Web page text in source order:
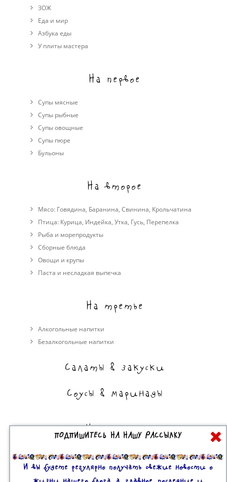
ЗОЖ
Еда и мир
Азбука еды
У плиты мастера
На первое
Супы мясные
Супы рыбные
Супы овощные
Cупы пюре
Бульоны
На второе
Мясо: Говядина, Баранина, Свинина, Крольчатина
Птица: Курица, Индейка, Утка, Гусь, Перепелка
Рыба и морепродукты
Сборные блюда
Овощи и крупы
Паста и несладкая выпечка
На третье
Алкогольные напитки
Безалкогольные напитки
Салаты & закуски
Соусы & маринады
На сладкое
Торты, пирожные, выпечка
Десерты
ПОДПИШИТЕСЬ НА НАШУ РАССЫЛКУ
И вы будете регулярно получать свежие новости о